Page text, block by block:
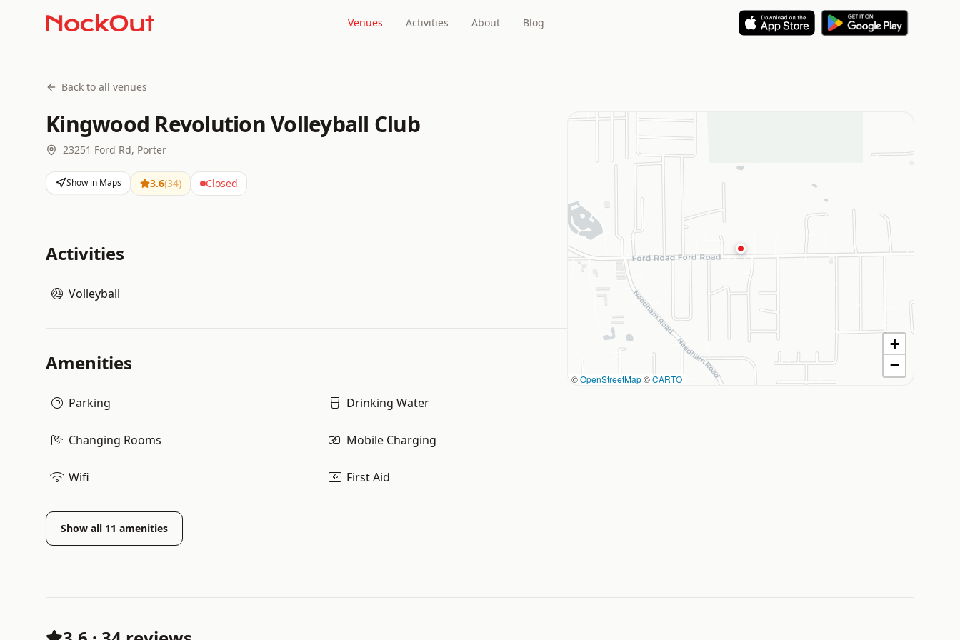
Venues Activities About Blog
Back to all venues
Kingwood Revolution Volleyball Club
23251 Ford Rd, Porter
Show in Maps 3.6(34) Closed
Activities
Volleyball
Amenities
Parking Drinking Water
Changing Rooms Mobile Charging
Wifi First Aid
Show all 11 amenities
©OpenStreetMap©CARTO
+
−